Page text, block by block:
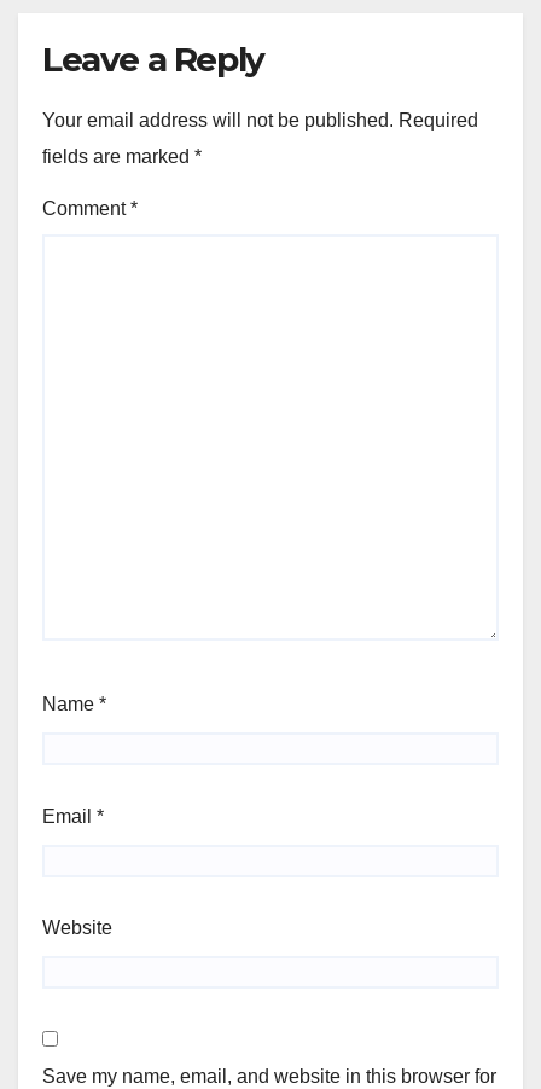
Leave a Reply
Your email address will not be published. Required
fields are marked *
Comment*
Name *
Email *
Website
Save my name, email, and website in this browser for